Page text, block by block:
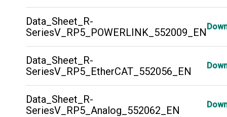
Data_Sheet_R-
SeriesV_RP5_POWERLINK_552009_EN
Data_Sheet_R-
SeriesV_RP5_EtherCAT_552056_EN
Data_Sheet_R-
SeriesV_RP5_Analog_552062_EN